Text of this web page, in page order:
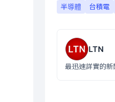
半導體 台積電
LTN
最迅速詳實的新